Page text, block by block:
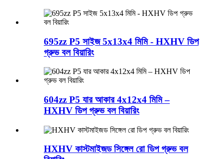
695zz P5 সাইজ 5x13x4 মিমি - HXHV ডিপ
গ্রুভ বল বিয়ারিং
604zz P5 যার আকার 4x12x4 মিমি –
HXHV ডিপ গ্রুভ বল বিয়ারিং
HXHV কাস্টমাইজড সিঙ্গেল রো ডিপ গ্রুভ বল